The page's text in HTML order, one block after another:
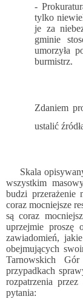
-
tylko
je za
gminie
umorzyła
burmistrz.
Zdaniem
ustalić
Skala
wszystkim
budzi przerażenie
coraz mocniejsze
są coraz
uprzejmie proszę
zawiadomień,
obejmujących
Tarnowskich
przypadkach
rozpatrzenia
pytania: